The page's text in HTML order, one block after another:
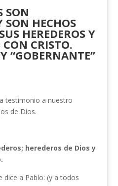
SON
SON HECHOS
HEREDEROS Y
CON CRISTO.
“GOBERNANTE”
testimonio a nuestro
de Dios.
herederos de Dios y
dice a Pablo: (y a todos